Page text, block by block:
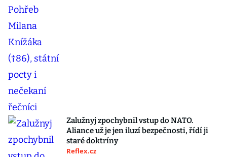
Zalužnyj zpochybnil vstup do NATO.
Aliance už je jen iluzí bezpečnosti, řídí ji
staré doktríny
Reflex.cz